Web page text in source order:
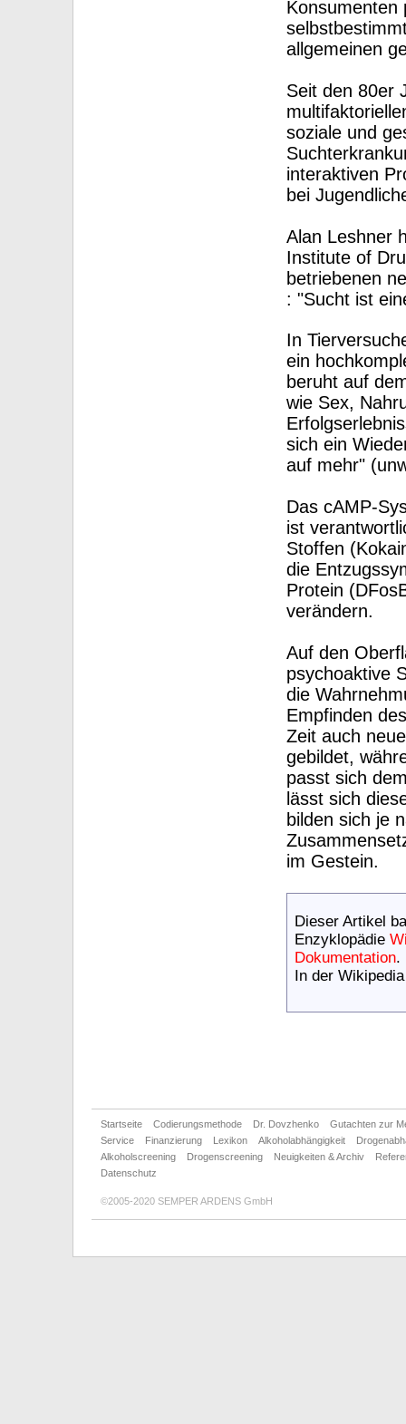
Konsumenten
allgemeinen
Seit den 80er
soziale und
interaktiven
bei
Alan Leshner
Institute of
betriebenen
: "Sucht ist
In
ein
beruht auf
wie Sex,
sich ein
auf mehr"
Das cAMP-
ist
Stoffen
die
Protein
verändern.
Auf den
psychoaktive
die
Empfinden
Zeit auch
gebildet,
passt sich
lässt sich
bilden sich je
im Gestein.
Dieser Artikel
Enzyklopädie
Dokumentation.
In der
Startseite Codierungsmethode Dr. Dovzhenko
Gutachten zur
Service
Finanzierung Lexikon Alkoholabhängigkeit
Alkoholscreening
Drogenscreening Neuigkeiten & Archiv
Datenschutz
©2005-2020 SEMPER ARDENS GmbH